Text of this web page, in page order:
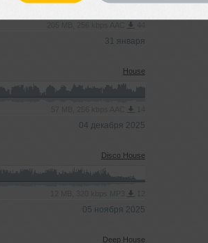
31 января
House
04 декабря 2025
Disco House
05 ноября 2025
Deep House